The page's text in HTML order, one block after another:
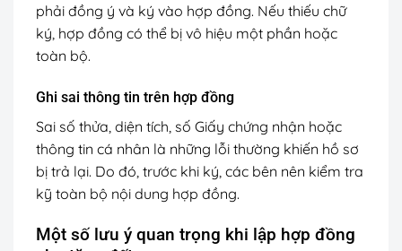
phải đồng ý và ký vào hợp đồng. Nếu thiếu chữ
ký, hợp đồng có thể bị vô hiệu một phần hoặc
toàn bộ.
Ghi sai thông tin trên hợp đồng
Sai số thửa, diện tích, số Giấy chứng nhận hoặc
thông tin cá nhân là những lỗi thường khiến hồ sơ
bị trả lại. Do đó, trước khi ký, các bên nên kiểm tra
kỹ toàn bộ nội dung hợp đồng.
Một số lưu ý quan trọng khi lập hợp đồng